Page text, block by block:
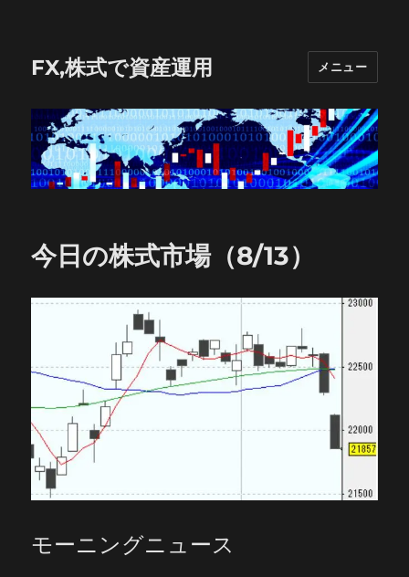
FX,株式で資産運用 メニュー
今日の株式市場（8/13）
モーニングニュース